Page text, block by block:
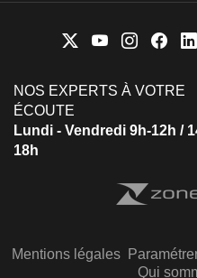
NOS EXPERTS À VOTRE
ÉCOUTE
Lundi - Vendredi 9h-12h /
18h
Mentions légales
Qui